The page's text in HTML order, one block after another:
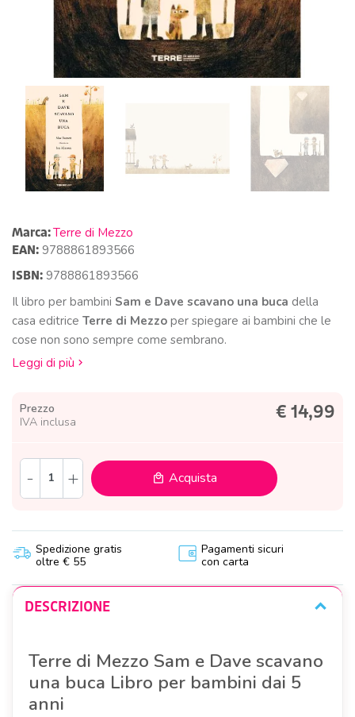
Marca:Terre di Mezzo
EAN: 9788861893566
ISBN: 9788861893566
Il libro per bambini Sam e Dave scavano una buca della
casa editrice Terre di Mezzo per spiegare ai bambini che le
cose non sono sempre come sembrano.
Leggi di più
€ 14,99
Prezzo
IVA inclusa
- + local_mall Acquista
Spedizione gratis
oltre € 55
Pagamenti sicuri
con carta
DESCRIZIONE
Terre di Mezzo Sam e Dave scavano
una buca Libro per bambini dai 5
anni